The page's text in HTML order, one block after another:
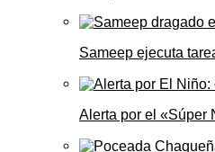
Sameep ejecuta
Alerta por el «Súper